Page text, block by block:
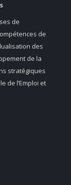
de
de
des
de la
stratégiques
de l’Emploi et